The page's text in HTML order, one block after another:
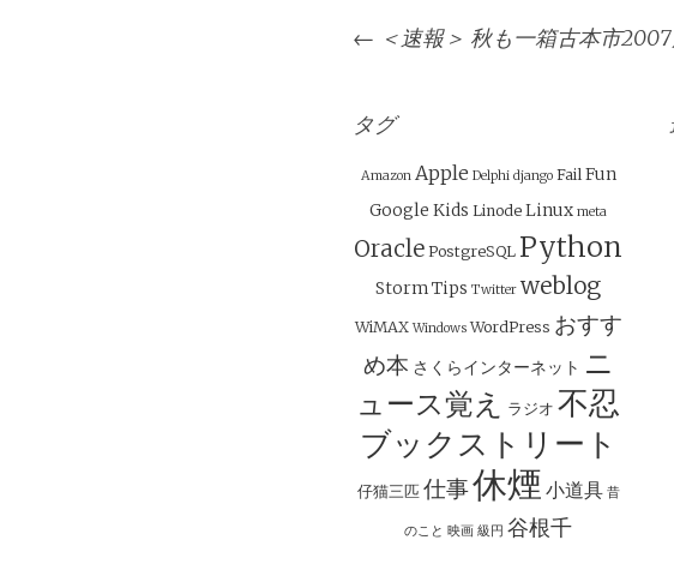
投
ナ
ビ
ゲ
ー
シ
ョ
ン
← ＜速報＞ 秋も一箱古本市
タグ
Amazon Apple Delphi django Fail Fun
Google Kids Linode Linux meta
Oracle PostgreSQL Python
StormTips Twitter weblog
WiMAX Windows WordPress おすす
め本 さくらインターネット ニ
ュース覚え
ラジオ 不忍
ブックストリート
仔猫三匹 仕事休煙 小道具 昔
のこと 映画 級円 谷根千